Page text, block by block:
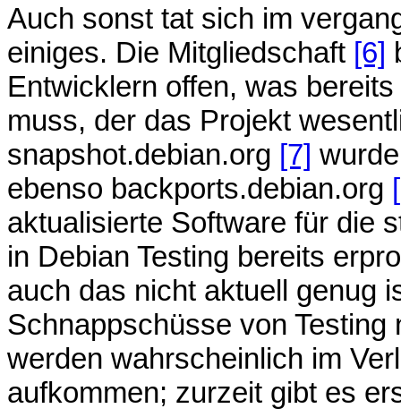
Auch sonst tat sich im
einiges. Die Mitgliedschaft [6]
Entwicklern offen, was
muss, der das Projekt
snapshot.debian.org [7]
ebenso backports.debian.org
aktualisierte Software für die
in Debian Testing bereits
auch das nicht aktuell genug
Schnappschüsse von
werden wahrscheinlich im
aufkommen; zurzeit gibt es